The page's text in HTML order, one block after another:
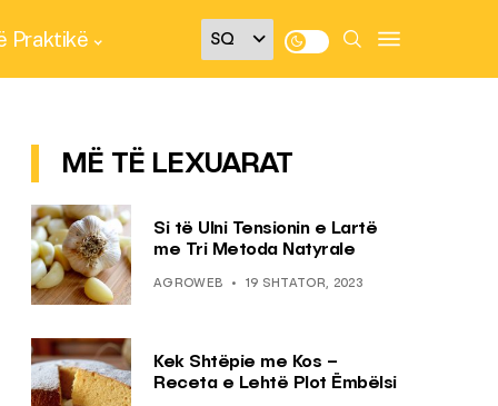
Praktikë
MË TË LEXUARAT
Si të Ulni Tensionin e Lartë
me Tri Metoda Natyrale
AGROWEB 19 SHTATOR, 2023
Kek Shtëpie me Kos –
Receta e Lehtë Plot Ëmbëlsi